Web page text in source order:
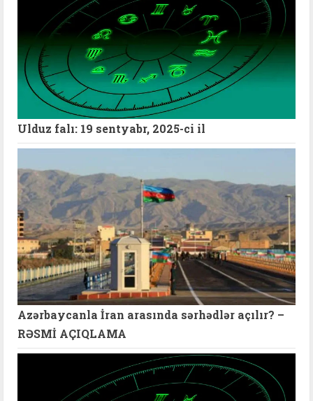
Ulduz falı: 19 sentyabr, 2025-ci il
Azərbaycanla İran arasında sərhədlər açılır? –
RƏSMİ AÇIQLAMA